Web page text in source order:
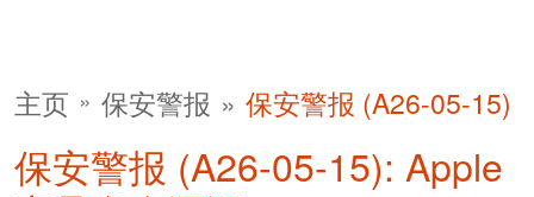
主页 保安警报 保安警报 (A26-05-15)
保安警报 (A26-05-15): Apple